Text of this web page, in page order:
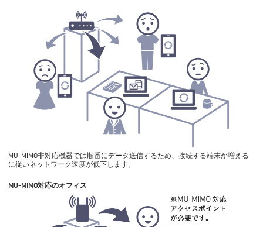
MU-MIMO非対応機器では順番にデータ送信するため、接続する端末が増える
に従いネットワーク速度が低下します。
MU-MIMO対応のオフィス